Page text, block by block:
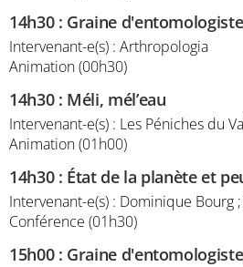
14h30: Graine
Intervenant-e(s) : Arthropologia
Animation (00h30)
14h30: Méli, mél’eau
Intervenant-e(s) : Les Péniches du
Animation (01h00)
14h30: État de la planète et
Intervenant-e(s) : Dominique Bourg
Conférence (01h30)
15h00: Graine